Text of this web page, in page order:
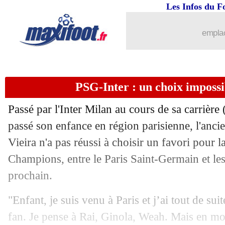
Les Infos du
PSG-Inter : un choix
Passé par l'Inter Milan au cours de sa
passé son enfance en région parisienne,
Vieira n'a pas réussi à choisir un favori pour
Champions, entre le Paris Saint-Germain et
prochain.
"Enfant, je suis venu à Paris et j’ai tout de
fan. Je pense à Rai, Ginola, Weah. Mais en
: Brassier raconte le style De
09/05 Leverkusen: Xabi Alonso annonce
09/05 PSG: le repos ? Dembélé a dit non !
09/05 OM: Balerdi raconte l'impact de De
09/05 Bayern : Eberl met la pression à Sané
09/05 PSG
Tottenham : Postecoglou agacé par la